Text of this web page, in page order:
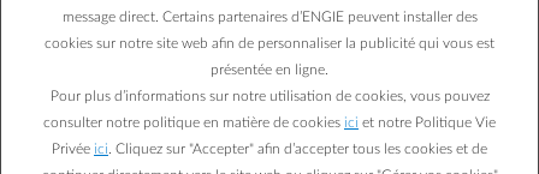
cliquez sur ces liens selon votre gestionnaire de réseau de
distribution.
Vous disposez de compteurs digitaux pour l'électricité et le gaz
naturel ?
message direct. Certains partenaires d’ENGIE peuvent installer des
cookies sur notre site web afin de personnaliser la publicité qui vous est
présentée en ligne.
Pour plus d’informations sur notre utilisation de cookies, vous pouvez
consulter notre politique en matière de cookies ici et notre Politique Vie
Privée ici . Cliquez sur "Accepter" afin d’accepter tous les cookies et de